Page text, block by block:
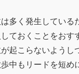
多く発生している
ておくことをおす
起こらないようし
中もリードを短め